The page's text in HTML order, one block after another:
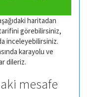
haritadan
görebilirsiniz,
inceleyebilirsiniz.
karayolu ve
dileriz.
mesafe